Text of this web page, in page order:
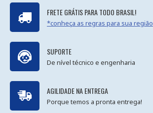
FRETE GRÁTIS PARA TODO BRASIL!
*conheça as regras para sua região
SUPORTE
De nível técnico e engenharia
AGILIDADE NA ENTREGA
Porque temos a pronta entrega!